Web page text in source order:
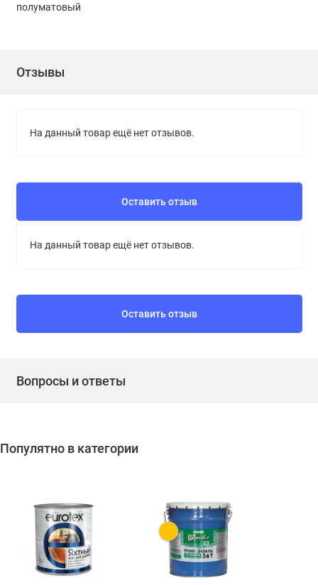
полуматовый
Отзывы
На данный товар ещё нет отзывов.
Оставить отзыв
На данный товар ещё нет отзывов.
Оставить отзыв
Вопросы и ответы
Популятно в категории